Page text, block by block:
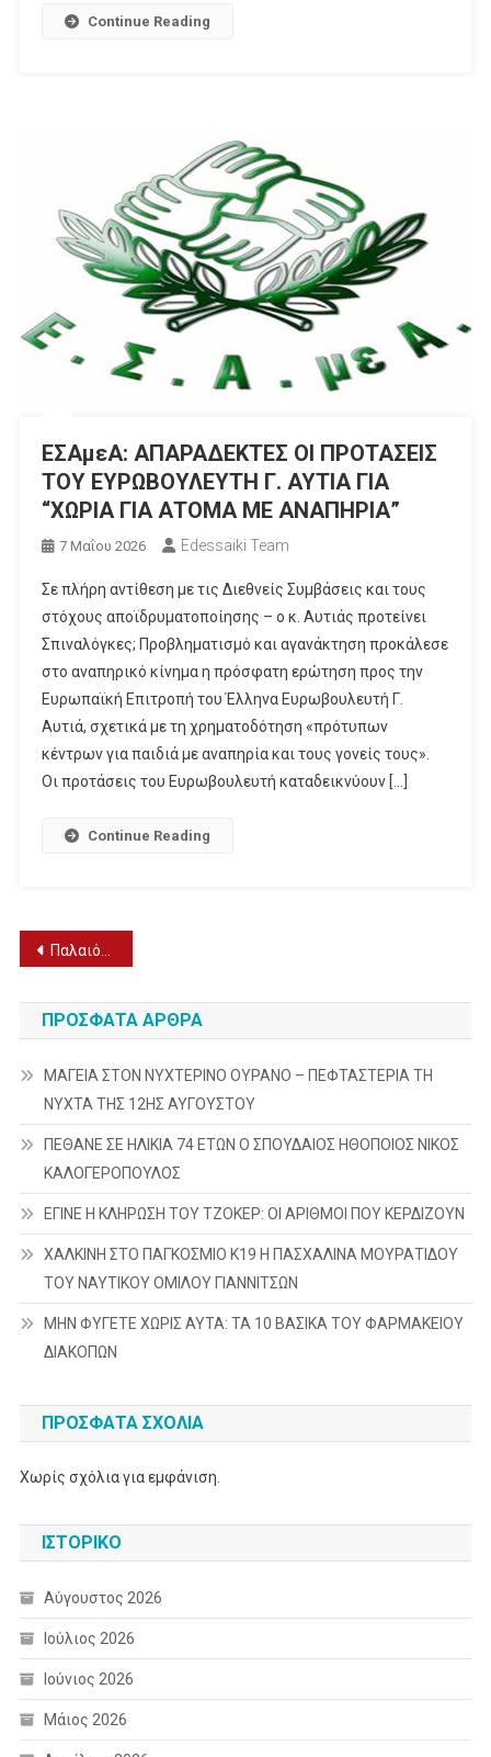
Continue Reading
ΕΣΑμεΑ: ΑΠΑΡΑΔΕΚΤΕΣ ΟΙ ΠΡΟΤΑΣΕΙΣ
ΤΟΥ ΕΥΡΩΒΟΥΛΕΥΤΗ Γ. ΑΥΤΙΑ ΓΙΑ
“ΧΩΡΙΑ ΓΙΑ ΑΤΟΜΑ ΜΕ ΑΝΑΠΗΡΙΑ”
7 Μαΐου 2026 Edessaiki Team
Σε πλήρη αντίθεση με τις Διεθνείς Συμβάσεις και τους
στόχους αποϊδρυματοποίησης – ο κ. Αυτιάς προτείνει
Σπιναλόγκες; Προβληματισμό και αγανάκτηση προκάλεσε
στο αναπηρικό κίνημα η πρόσφατη ερώτηση προς την
Ευρωπαϊκή Επιτροπή του Έλληνα Ευρωβουλευτή Γ.
Αυτιά, σχετικά με τη χρηματοδότηση «πρότυπων
κέντρων για παιδιά με αναπηρία και τους γονείς τους».
Οι προτάσεις του Ευρωβουλευτή καταδεικνύουν […]
Continue Reading
Πλοήγηση
άρθρων
Παλαιότερα άρθρα
ΠΡΌΣΦΑΤΑ ΆΡΘΡΑ
ΜΑΓΕΙΑ ΣΤΟΝ ΝΥΧΤΕΡΙΝΟ ΟΥΡΑΝΟ – ΠΕΦΤΑΣΤΕΡΙΑ ΤΗ
ΝΥΧΤΑ ΤΗΣ 12ΗΣ ΑΥΓΟΥΣΤΟΥ
ΠΕΘΑΝΕ ΣΕ ΗΛΙΚΙΑ 74 ΕΤΩΝ Ο ΣΠΟΥΔΑΙΟΣ ΗΘΟΠΟΙΟΣ ΝΙΚΟΣ
ΚΑΛΟΓΕΡΟΠΟΥΛΟΣ
ΕΓΙΝΕ Η ΚΛΗΡΩΣΗ ΤΟΥ ΤΖΟΚΕΡ: ΟΙ ΑΡΙΘΜΟΙ ΠΟΥ ΚΕΡΔΙΖΟΥΝ
ΧΑΛΚΙΝΗ ΣΤΟ ΠΑΓΚΟΣΜΙΟ Κ19 Η ΠΑΣΧΑΛΙΝΑ ΜΟΥΡΑΤΙΔΟΥ
ΤΟΥ ΝΑΥΤΙΚΟΥ ΟΜΙΛΟΥ ΓΙΑΝΝΙΤΣΩΝ
ΜΗΝ ΦΥΓΕΤΕ ΧΩΡΙΣ ΑΥΤΑ: ΤΑ 10 ΒΑΣΙΚΑ ΤΟΥ ΦΑΡΜΑΚΕΙΟΥ
ΔΙΑΚΟΠΩΝ
ΠΡΌΣΦΑΤΑ ΣΧΌΛΙΑ
Χωρίς σχόλια για εμφάνιση.
ΙΣΤΟΡΙΚΌ
Αύγουστος 2026
Ιούλιος 2026
Ιούνιος 2026
Μάιος 2026